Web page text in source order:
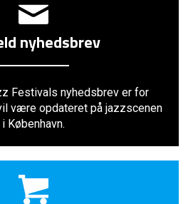
nyhedsbrev
Festivals nyhedsbrev er for
være opdateret på jazzscenen
i København.